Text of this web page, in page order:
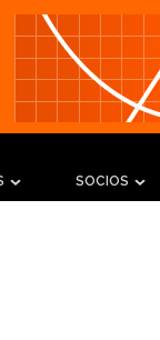
SOCIOS